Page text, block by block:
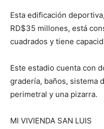
Esta edificación
RD$35 millones, está
cuadrados y tiene
Este estadio cuenta con
gradería, baños, sistema
perimetral y una pizarra.
MI VIVIENDA SAN LUIS